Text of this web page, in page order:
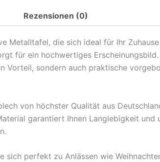
Rezensionen (0)
Metalltafel, die sich ideal für Ihr
für ein hochwertiges
Vorteil, sondern auch praktische
von höchster Qualität aus
garantiert Ihnen Langlebigkeit und
sich perfekt zu Anlässen wie